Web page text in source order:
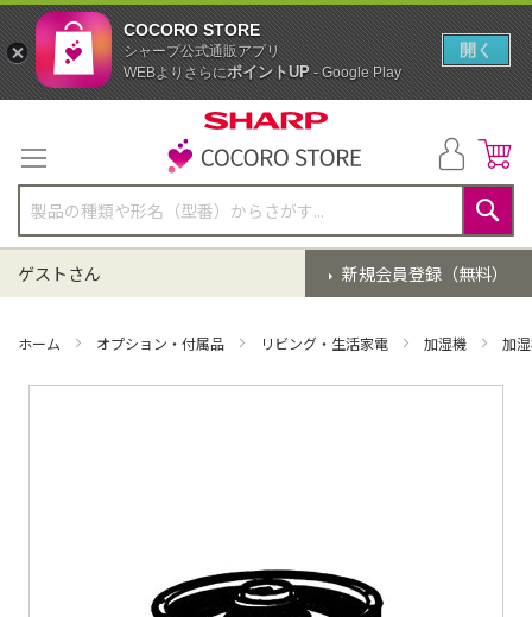
テ
ン
ツ
に
ス
キ
ッ
検
索
新規会員登録（無料）
ゲストさん
ホーム オプション・付属品 リビング・生活家電 加湿機 加
COCORO STORE
シャープ公式通販アプリ
WEBよりさらにポイントUP- Google Play
開く